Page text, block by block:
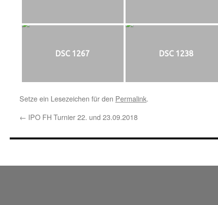
DSC 1267 DSC 1238
Setze ein Lesezeichen für den Permalink.
← IPO FH Turnier 22. und 23.09.2018